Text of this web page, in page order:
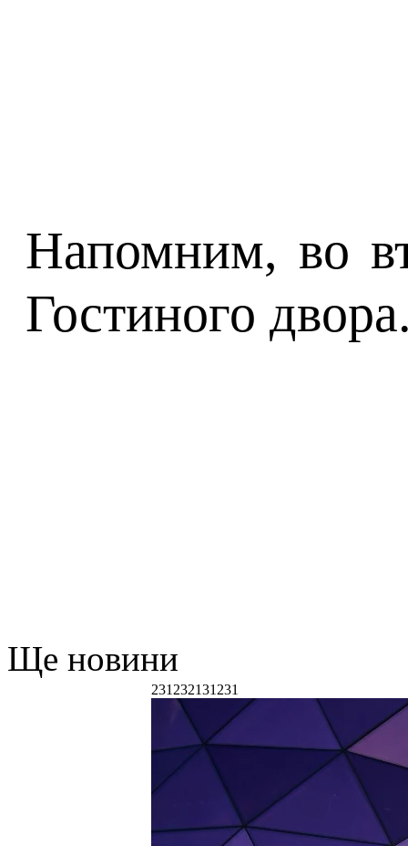
Напомним, во
Гостиного
Ще новини
231232131231